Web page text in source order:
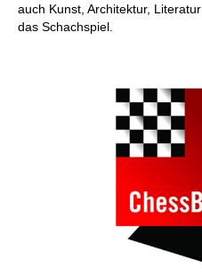
auch Kunst, Architektur,
das Schachspiel.